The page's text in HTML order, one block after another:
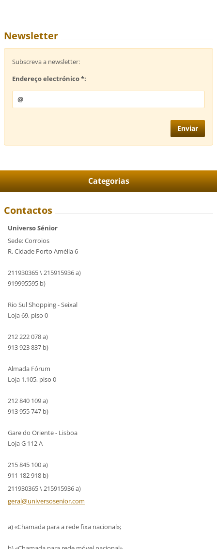
Newsletter
Subscreva a newsletter:
Endereço electrónico *:
Categorias
Contactos
Universo Sénior
Sede: Corroios
R. Cidade Porto Amélia 6
211930365 \ 215915936 a)
919995595 b)
Rio Sul Shopping - Seixal
Loja 69, piso 0
212 222 078 a)
913 923 837 b)
Almada Fórum
Loja 1.105, piso 0
212 840 109 a)
913 955 747 b)
Gare do Oriente - Lisboa
Loja G 112 A
215 845 100 a)
911 182 918 b)
211930365 \ 215915936 a)
geral@universosenior.com
a) «Chamada para a rede fixa nacional»;